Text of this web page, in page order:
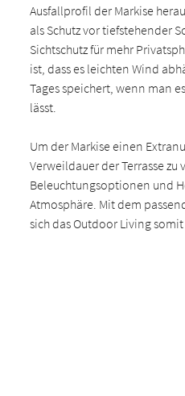
Ausfallprofil der Markise
als Schutz vor tiefstehender
Sichtschutz für mehr
ist, dass es leichten Wind
Tages speichert, wenn man
lässt.
Um der Markise einen
Verweildauer der Terrasse zu
Beleuchtungsoptionen und
Atmosphäre. Mit dem
sich das Outdoor Living